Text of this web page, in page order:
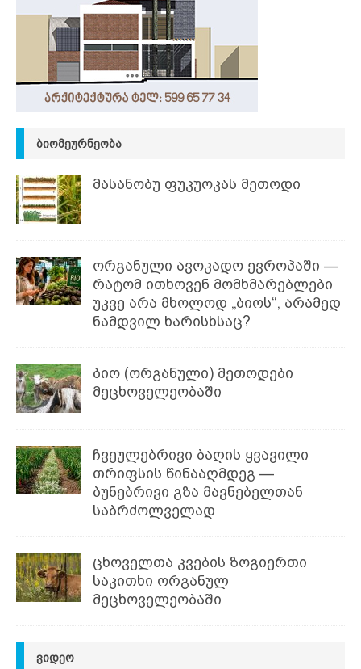
ᲑᲘᲝᲛᲔᲣᲠᲜᲔᲝᲑᲐ
მასანობუ ფუკუოკას მეთოდი
ორგანული ავოკადო ევროპაში —
რატომ ითხოვენ მომხმარებლები
უკვე არა მხოლოდ „ბიოს“, არამედ
ნამდვილ ხარისხსაც?
ბიო (ორგანული) მეთოდები
მეცხოველეობაში
ჩვეულებრივი ბაღის ყვავილი
თრიფსის წინააღმდეგ —
ბუნებრივი გზა მავნებელთან
საბრძოლველად
ცხოველთა კვების ზოგიერთი
საკითხი ორგანულ
მეცხოველეობაში
ᲕᲘᲓᲔᲝ